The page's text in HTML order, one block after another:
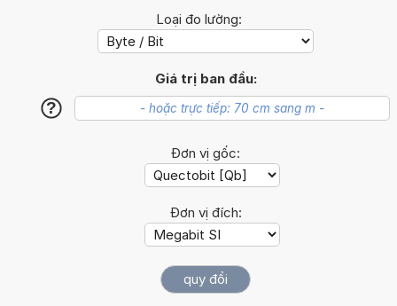
Loại đo lường:
Giá trị ban đầu:
?
Đơn vị gốc:
Đơn vị đích: